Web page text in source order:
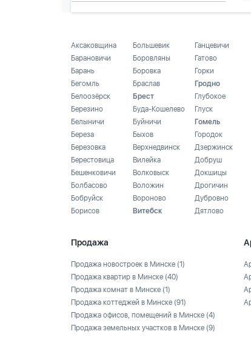
Аксаковщина
Барановичи
Барань
Бегомль
Белоозёрск
Березино
Белыничи
Береза
Березовка
Берестовица
Бешенковичи
Болбасово
Бобруйск
Борисов
Большевик
Боровляны
Боровка
Браслав
Брест
Буда-Кошелево
Буйничи
Быхов
Верхнедвинск
Вилейка
Волковыск
Воложин
Вороново
Витебск
Ганцевичи
Гатово
Горки
Гродно
Глубокое
Глуск
Гомель
Городок
Дзержинск
Добруш
Докшицы
Дрогичин
Дубровно
Дятлово
Продажа
Продажа новостроек в Минске (1)
Продажа квартир в Минске (40)
Продажа комнат в Минске (1)
Продажа коттеджей в Минске (91)
Продажа офисов, помещений в Минске (4)
Продажа земельных участков в Минске (9)